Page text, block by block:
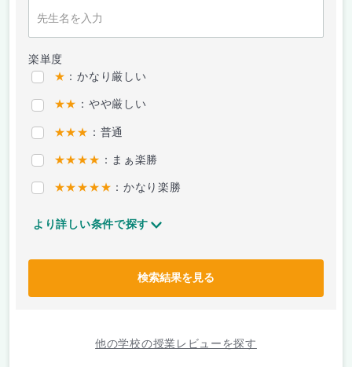
楽単度
★ ：かなり厳しい
★★ ：やや厳しい
★★★ ：普通
★★★★ ：まぁ楽勝
★★★★★ ：かなり楽勝
より詳しい条件で探す
検索結果を見る
他の学校の授業レビューを探す